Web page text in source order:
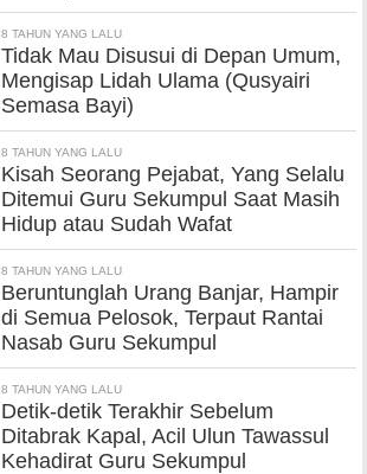
8 TAHUN YANG LALU
Tidak Mau Disusui di Depan Umum,
Mengisap Lidah Ulama (Qusyairi
Semasa Bayi)
8 TAHUN YANG LALU
Kisah Seorang Pejabat, Yang Selalu
Ditemui Guru Sekumpul Saat Masih
Hidup atau Sudah Wafat
8 TAHUN YANG LALU
Beruntunglah Urang Banjar, Hampir
di Semua Pelosok, Terpaut Rantai
Nasab Guru Sekumpul
8 TAHUN YANG LALU
Detik-detik Terakhir Sebelum
Ditabrak Kapal, Acil Ulun Tawassul
Kehadirat Guru Sekumpul